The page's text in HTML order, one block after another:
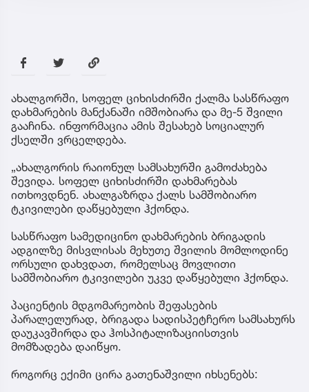
ახალგორში, სოფელ ციხისძირში ქალმა სასწრაფო
დახმარების მანქანაში იმშობიარა და მე-5 შვილი
გააჩინა. ინფორმაცია ამის შესახებ სოციალურ
ქსელში ვრცელდება.
„ახალგორის რაიონულ სამსახურში გამოძახება
შევიდა. სოფელ ციხისძირში დახმარებას
ითხოვდნენ. ახალგაზრდა ქალს სამშობიარო
ტკივილები დაწყებული ჰქონდა.
სასწრაფო სამედიცინო დახმარების ბრიგადის
ადგილზე მისვლისას მეხუთე შვილის მომლოდინე
ორსული დახვდათ, რომელსაც მოვლითი
სამშობიარო ტკივილები უკვე დაწყებული ჰქონდა.
პაციენტის მდგომარეობის შეფასების
პარალელურად, ბრიგადა სადისპეტჩერო სამსახურს
დაუკავშირდა და ჰოსპიტალიზაციისთვის
მომზადება დაიწყო.
როგორც ექიმი ცირა გათენაშვილი იხსენებს: